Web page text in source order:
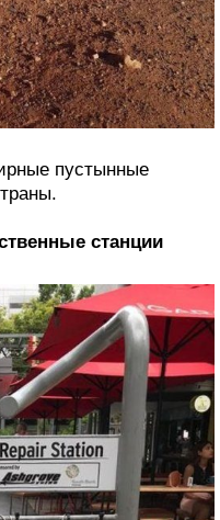
пустынные
станции